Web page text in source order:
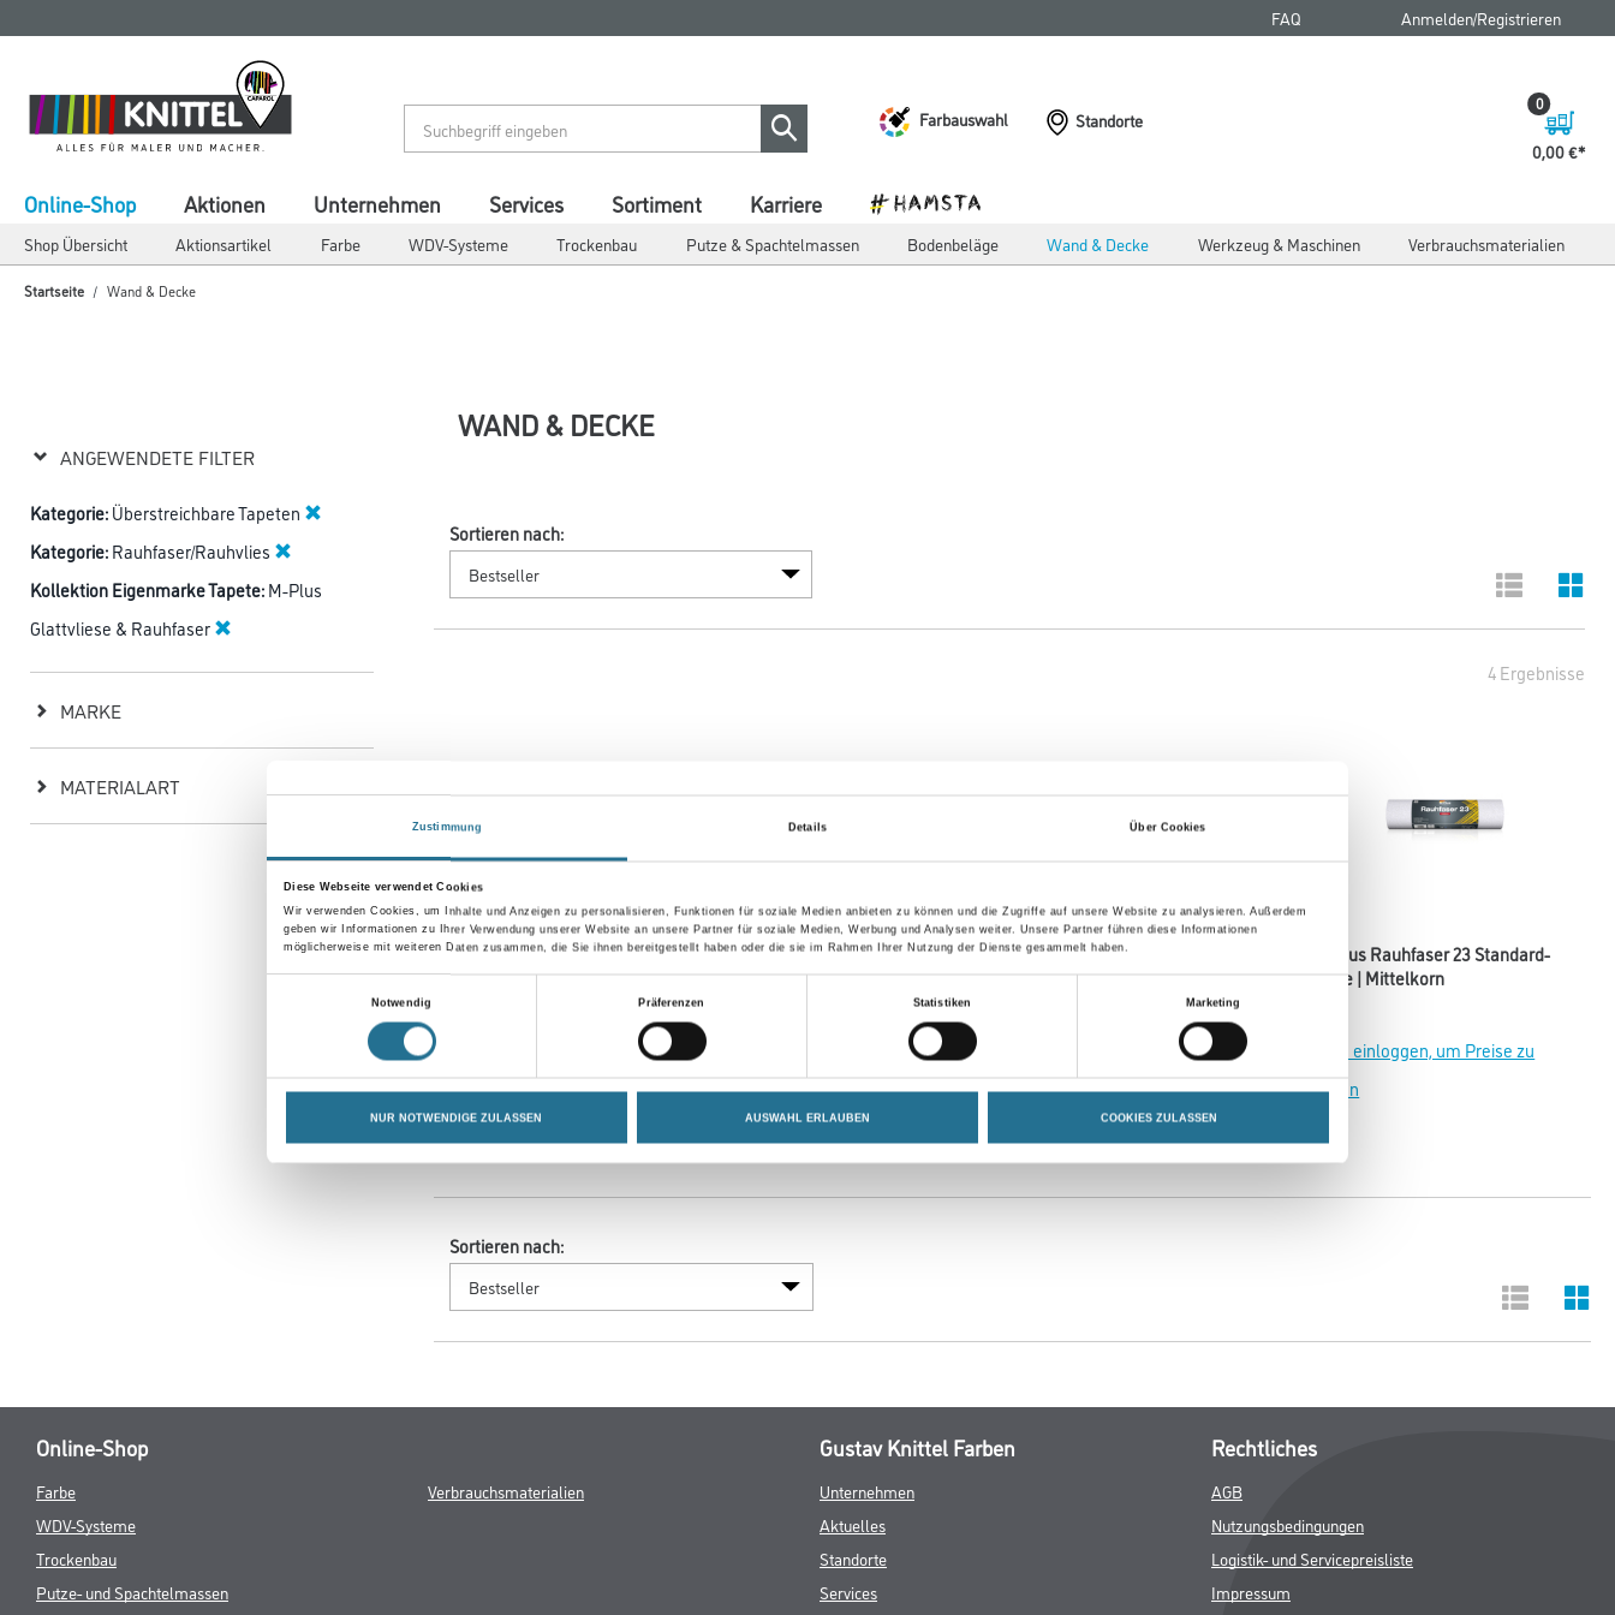
Zustimmung Details Über Cookies
Diese Webseite verwendet Cookies
Wir verwenden Cookies, um Inhalte und Anzeigen zu personalisieren, Funktionen für soziale Medien anbieten zu können und die Zugriffe auf unsere Website zu analysieren. Außerdem
geben wir Informationen zu Ihrer Verwendung unserer Website an unsere Partner für soziale Medien, Werbung und Analysen weiter. Unsere Partner führen diese Informationen
möglicherweise mit weiteren Daten zusammen, die Sie ihnen bereitgestellt haben oder die sie im Rahmen Ihrer Nutzung der Dienste gesammelt haben.
Notwendig
Präferenzen Statistiken Marketing
NUR NOTWENDIGE ZULASSEN AUSWAHL ERLAUBEN COOKIES ZULASSEN
springen
springen
FAQ Anmelden/Registrieren
Farbauswahl
Standorte
0,00 €
0
Online-Shop
Shop Übersicht Aktionsartikel Farbe WDV-Systeme Trockenbau Putze & Spachtelmassen Bodenbeläge Wand & Decke Werkzeug & Maschinen Verbrauchsmaterialien
Aktionen Unternehmen Services Sortiment Karriere
Startseite Wand & Decke
ANGEWENDETE FILTER
Kategorie:Überstreichbare Tapeten
Kategorie:Rauhfaser/Rauhvlies
Kollektion Eigenmarke Tapete:M-Plus
Glattvliese & Rauhfaser
MARKE
MATERIALART
WAND & DECKE
Sortieren nach:
4 Ergebnisse
M-Plus Rauhfaser 23/75 Groß-
Rolle | Mittelkorn
Bitte einloggen, um Preise zu
sehen
M-Plus Rauhfaser 25 Standard-
Rolle | Grobkorn
Bitte einloggen, um Preise zu
sehen
M-Plus Rauhfaser 25/75 Groß-Rolle
| Grobkorn
Bitte einloggen, um Preise zu
sehen
M-Plus Rauhfaser 23 Standard-
Rolle | Mittelkorn
Bitte einloggen, um Preise zu
sehen
Sortieren nach:
Online-Shop
Farbe
WDV-Systeme
Trockenbau
Putze- und Spachtelmassen
Verbrauchsmaterialien
Gustav Knittel Farben
Unternehmen
Aktuelles
Standorte
Services
Rechtliches
AGB
Nutzungsbedingungen
Logistik- und Servicepreisliste
Impressum